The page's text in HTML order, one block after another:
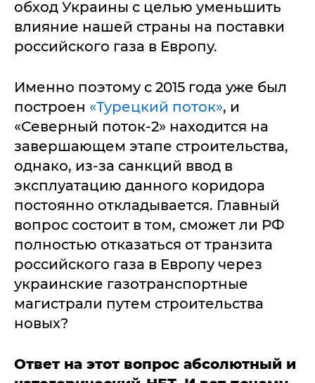
обход Украины с целью уменьшить
влияние нашей страны на поставки
российского газа в Европу.
Именно поэтому с 2015 года уже был
построен «Турецкий поток», и
«Северный поток-2» находится на
завершающем этапе строительства,
однако, из-за санкций ввод в
эксплуатацию данного коридора
постоянно откладывается. Главный
вопрос состоит в том, сможет ли РФ
полностью отказаться от транзита
российского газа в Европу через
украинские газотранспортные
магистрали путем строительства
новых?
Ответ на этот вопрос абсолютный и